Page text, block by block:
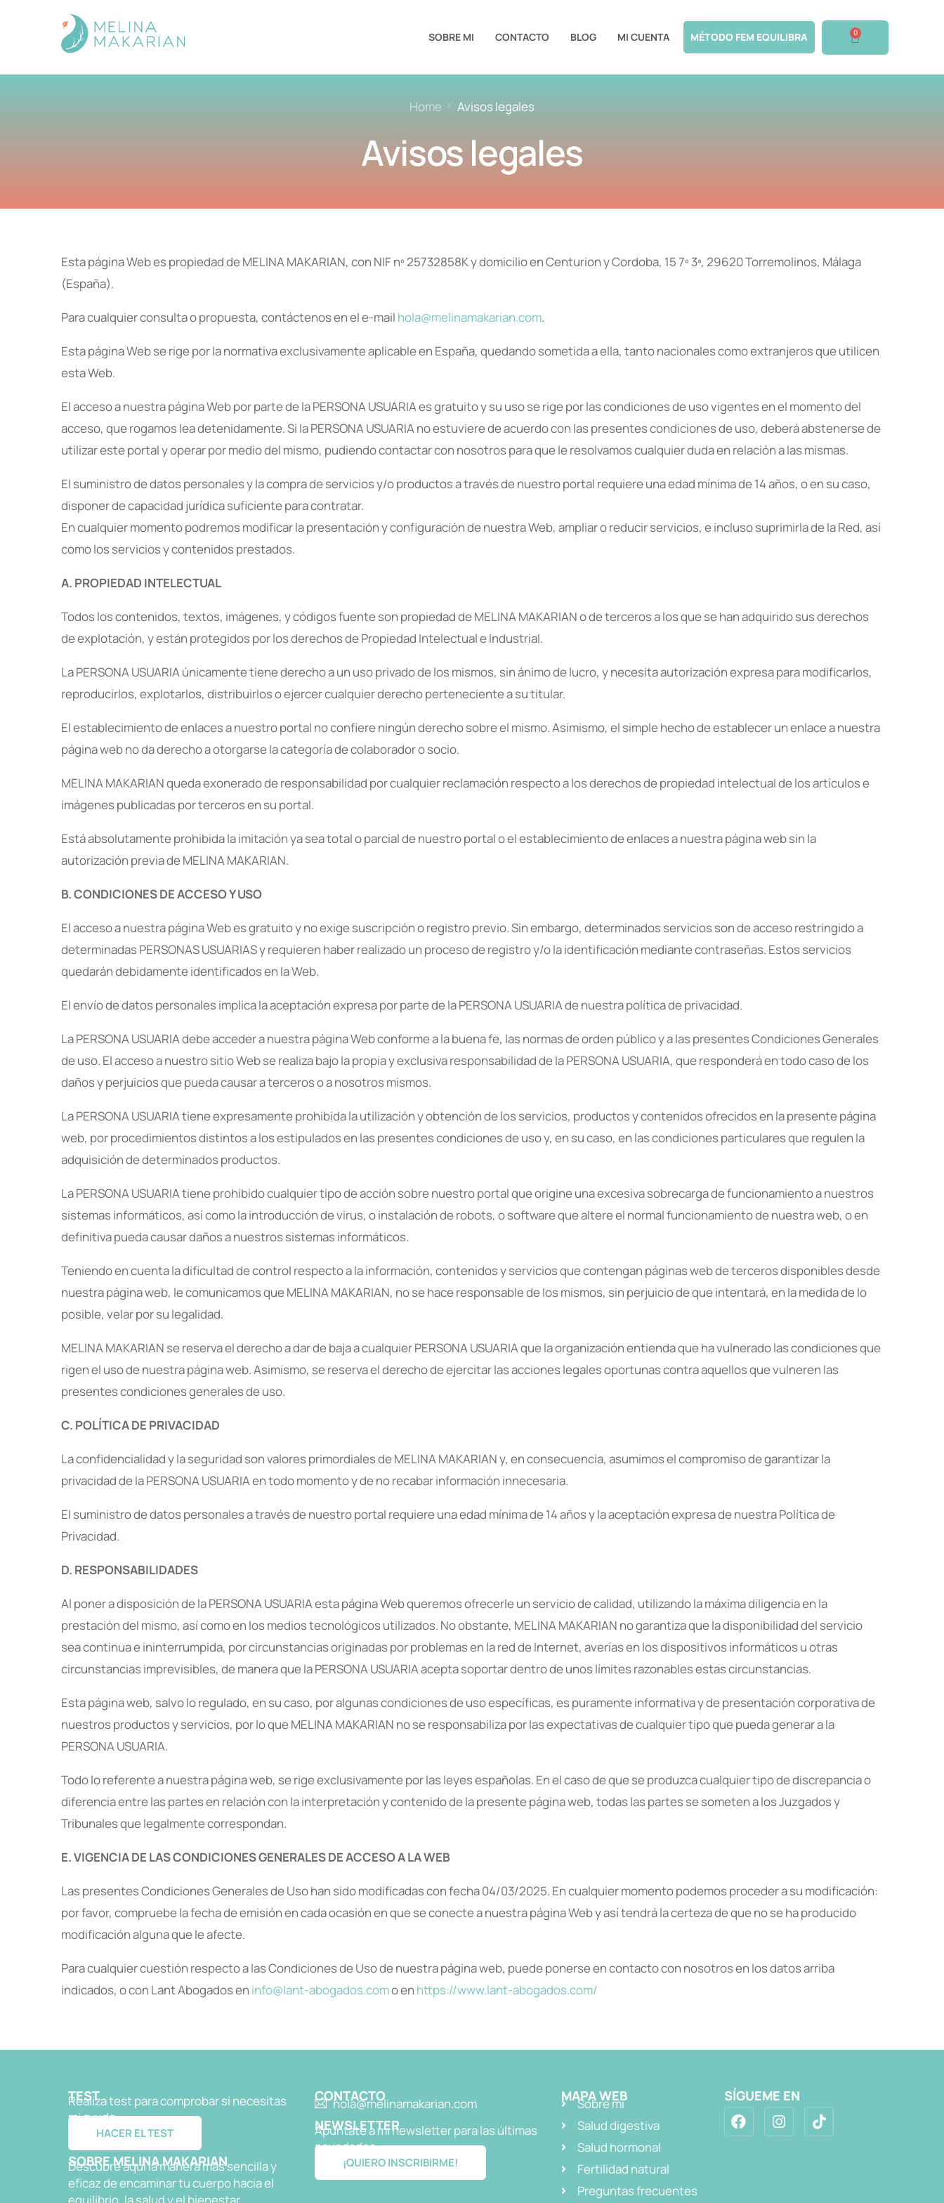
SOBRE MI CONTACTO BLOG MI CUENTA MÉTODO FEM EQUILIBRA 0
Home Avisos legales
Avisos legales
Esta página Web es propiedad de MELINA MAKARIAN, con NIF nº 25732858K y domicilio en Centurion y Cordoba, 15 7º 3ª, 29620 Torremolinos, Málaga
(España).
Para cualquier consulta o propuesta, contáctenos en el e-mail hola@melinamakarian.com.
Esta página Web se rige por la normativa exclusivamente aplicable en España, quedando sometida a ella, tanto nacionales como extranjeros que utilicen
esta Web.
El acceso a nuestra página Web por parte de la PERSONA USUARIA es gratuito y su uso se rige por las condiciones de uso vigentes en el momento del
acceso, que rogamos lea detenidamente. Si la PERSONA USUARIA no estuviere de acuerdo con las presentes condiciones de uso, deberá abstenerse de
utilizar este portal y operar por medio del mismo, pudiendo contactar con nosotros para que le resolvamos cualquier duda en relación a las mismas.
El suministro de datos personales y la compra de servicios y/o productos a través de nuestro portal requiere una edad mínima de 14 años, o en su caso,
disponer de capacidad jurídica suficiente para contratar.
En cualquier momento podremos modificar la presentación y configuración de nuestra Web, ampliar o reducir servicios, e incluso suprimirla de la Red, así
como los servicios y contenidos prestados.
A. PROPIEDAD INTELECTUAL
Todos los contenidos, textos, imágenes, y códigos fuente son propiedad de MELINA MAKARIAN o de terceros a los que se han adquirido sus derechos
de explotación, y están protegidos por los derechos de Propiedad Intelectual e Industrial.
La PERSONA USUARIA únicamente tiene derecho a un uso privado de los mismos, sin ánimo de lucro, y necesita autorización expresa para modificarlos,
reproducirlos, explotarlos, distribuirlos o ejercer cualquier derecho perteneciente a su titular.
El establecimiento de enlaces a nuestro portal no confiere ningún derecho sobre el mismo. Asimismo, el simple hecho de establecer un enlace a nuestra
página web no da derecho a otorgarse la categoría de colaborador o socio.
MELINA MAKARIAN queda exonerado de responsabilidad por cualquier reclamación respecto a los derechos de propiedad intelectual de los artículos e
imágenes publicadas por terceros en su portal.
Está absolutamente prohibida la imitación ya sea total o parcial de nuestro portal o el establecimiento de enlaces a nuestra página web sin la
autorización previa de MELINA MAKARIAN.
B. CONDICIONES DE ACCESO Y USO
El acceso a nuestra página Web es gratuito y no exige suscripción o registro previo. Sin embargo, determinados servicios son de acceso restringido a
determinadas PERSONAS USUARIAS y requieren haber realizado un proceso de registro y/o la identificación mediante contraseñas. Estos servicios
quedarán debidamente identificados en la Web.
El envío de datos personales implica la aceptación expresa por parte de la PERSONA USUARIA de nuestra política de privacidad.
La PERSONA USUARIA debe acceder a nuestra página Web conforme a la buena fe, las normas de orden público y a las presentes Condiciones Generales
de uso. El acceso a nuestro sitio Web se realiza bajo la propia y exclusiva responsabilidad de la PERSONA USUARIA, que responderá en todo caso de los
daños y perjuicios que pueda causar a terceros o a nosotros mismos.
La PERSONA USUARIA tiene expresamente prohibida la utilización y obtención de los servicios, productos y contenidos ofrecidos en la presente página
web, por procedimientos distintos a los estipulados en las presentes condiciones de uso y, en su caso, en las condiciones particulares que regulen la
adquisición de determinados productos.
La PERSONA USUARIA tiene prohibido cualquier tipo de acción sobre nuestro portal que origine una excesiva sobrecarga de funcionamiento a nuestros
sistemas informáticos, así como la introducción de virus, o instalación de robots, o software que altere el normal funcionamiento de nuestra web, o en
definitiva pueda causar daños a nuestros sistemas informáticos.
Teniendo en cuenta la dificultad de control respecto a la información, contenidos y servicios que contengan páginas web de terceros disponibles desde
nuestra página web, le comunicamos que MELINA MAKARIAN, no se hace responsable de los mismos, sin perjuicio de que intentará, en la medida de lo
posible, velar por su legalidad.
MELINA MAKARIAN se reserva el derecho a dar de baja a cualquier PERSONA USUARIA que la organización entienda que ha vulnerado las condiciones que
rigen el uso de nuestra página web. Asimismo, se reserva el derecho de ejercitar las acciones legales oportunas contra aquellos que vulneren las
presentes condiciones generales de uso.
C. POLÍTICA DE PRIVACIDAD
La confidencialidad y la seguridad son valores primordiales de MELINA MAKARIAN y, en consecuencia, asumimos el compromiso de garantizar la
privacidad de la PERSONA USUARIA en todo momento y de no recabar información innecesaria.
El suministro de datos personales a través de nuestro portal requiere una edad mínima de 14 años y la aceptación expresa de nuestra Política de
Privacidad.
D. RESPONSABILIDADES
Al poner a disposición de la PERSONA USUARIA esta página Web queremos ofrecerle un servicio de calidad, utilizando la máxima diligencia en la
prestación del mismo, así como en los medios tecnológicos utilizados. No obstante, MELINA MAKARIAN no garantiza que la disponibilidad del servicio
sea continua e ininterrumpida, por circunstancias originadas por problemas en la red de Internet, averías en los dispositivos informáticos u otras
circunstancias imprevisibles, de manera que la PERSONA USUARIA acepta soportar dentro de unos límites razonables estas circunstancias.
Esta página web, salvo lo regulado, en su caso, por algunas condiciones de uso específicas, es puramente informativa y de presentación corporativa de
nuestros productos y servicios, por lo que MELINA MAKARIAN no se responsabiliza por las expectativas de cualquier tipo que pueda generar a la
PERSONA USUARIA.
Todo lo referente a nuestra página web, se rige exclusivamente por las leyes españolas. En el caso de que se produzca cualquier tipo de discrepancia o
diferencia entre las partes en relación con la interpretación y contenido de la presente página web, todas las partes se someten a los Juzgados y
Tribunales que legalmente correspondan.
E. VIGENCIA DE LAS CONDICIONES GENERALES DE ACCESO A LA WEB
Las presentes Condiciones Generales de Uso han sido modificadas con fecha 04/03/2025. En cualquier momento podemos proceder a su modificación:
por favor, compruebe la fecha de emisión en cada ocasión en que se conecte a nuestra página Web y así tendrá la certeza de que no se ha producido
modificación alguna que le afecte.
Para cualquier cuestión respecto a las Condiciones de Uso de nuestra página web, puede ponerse en contacto con nosotros en los datos arriba
indicados, o con Lant Abogados en info@lant-abogados.como en https://www.lant-abogados.com/
TEST
Realiza test para comprobar si necesitas
mi ayuda
HACER EL TEST
SOBRE MELINA MAKARIAN
Descubre aquí la manera más sencilla y
eficaz de encaminar tu cuerpo hacia el
CONTACTO
hola@melinamakarian.com
NEWSLETTER
Apúntate a mi newsletter para las últimas
novedades
¡QUIERO INSCRIBIRME!
MAPA WEB
Sobre mi
Salud digestiva
Salud hormonal
Fertilidad natural
Preguntas frecuentes
SÍGUEME EN